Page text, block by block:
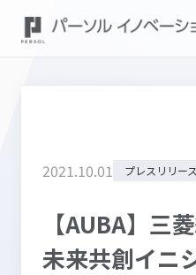
2021.10.01 プレスリリース
【AUBA】三
未来共創イニ